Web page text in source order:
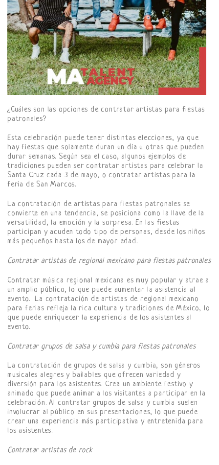
¿Cuáles son las opciones de contratar artistas para fiestas
patronales?
Esta celebración puede tener distintas elecciones, ya que
hay fiestas que solamente duran un día u otras que pueden
durar semanas. Según sea el caso, algunos ejemplos de
tradiciones pueden ser contratar artistas para celebrar la
Santa Cruz cada 3 de mayo, o contratar artistas para la
feria de San Marcos.
La contratación de artistas para fiestas patronales se
convierte en una tendencia, se posiciona como la llave de la
versatilidad, la emoción y la sorpresa. En las fiestas
participan y acuden todo tipo de personas, desde los niños
más pequeños hasta los de mayor edad.
Contratar artistas de regional mexicano para fiestas patronales
Contratar música regional mexicana es muy popular y atrae a
un amplio público, lo que puede aumentar la asistencia al
evento. La contratación de artistas de regional mexicano
para ferias refleja la rica cultura y tradiciones de México, lo
que puede enriquecer la experiencia de los asistentes al
evento.
Contratar grupos de salsa y cumbia para fiestas patronales
La contratación de grupos de salsa y cumbia, son géneros
musicales alegres y bailables que ofrecen variedad y
diversión para los asistentes. Crea un ambiente festivo y
animado que puede animar a los visitantes a participar en la
celebración. Al contratar grupos de salsa y cumbia suelen
involucrar al público en sus presentaciones, lo que puede
crear una experiencia más participativa y entretenida para
los asistentes.
Contratar artistas de rock